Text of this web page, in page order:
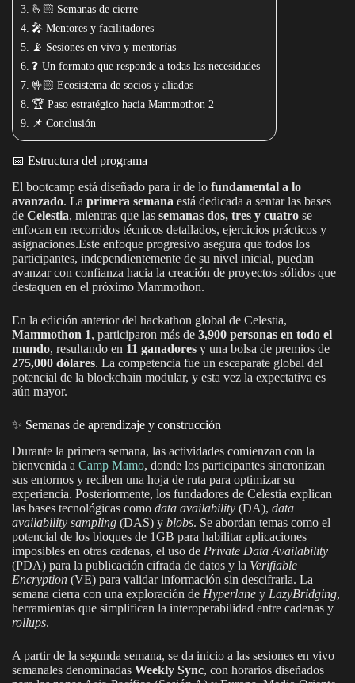
🫰🏻 Semanas de cierre
🎤 Mentores y facilitadores
📡 Sesiones en vivo y mentorías
❓ Un formato que responde a todas las necesidades
🤟🏻 Ecosistema de socios y aliados
🏆 Paso estratégico hacia Mammothon 2
📌 Conclusión
📅 Estructura del programa
El bootcamp está diseñado para ir de lo fundamental a lo
avanzado. La primera semana está dedicada a sentar las bases
de Celestia, mientras que las semanas dos, tres y cuatro se
enfocan en recorridos técnicos detallados, ejercicios prácticos y
asignaciones.Este enfoque progresivo asegura que todos los
participantes, independientemente de su nivel inicial, puedan
avanzar con confianza hacia la creación de proyectos sólidos que
destaquen en el próximo Mammothon.
En la edición anterior del hackathon global de Celestia,
Mammothon 1, participaron más de 3,900 personas en todo el
mundo, resultando en 11 ganadores y una bolsa de premios de
275,000 dólares. La competencia fue un escaparate global del
potencial de la blockchain modular, y esta vez la expectativa es
aún mayor.
✨ Semanas de aprendizaje y construcción
Durante la primera semana, las actividades comienzan con la
bienvenida a Camp Mamo, donde los participantes sincronizan
sus entornos y reciben una hoja de ruta para optimizar su
experiencia. Posteriormente, los fundadores de Celestia explican
las bases tecnológicas como data availability (DA), data
availability sampling (DAS) y blobs. Se abordan temas como el
potencial de los bloques de 1GB para habilitar aplicaciones
imposibles en otras cadenas, el uso de Private Data Availability
(PDA) para la publicación cifrada de datos y la Verifiable
Encryption (VE) para validar información sin descifrarla. La
semana cierra con una exploración de Hyperlane y LazyBridging,
herramientas que simplifican la interoperabilidad entre cadenas y
rollups.
A partir de la segunda semana, se da inicio a las sesiones en vivo
semanales denominadas Weekly Sync, con horarios diseñados